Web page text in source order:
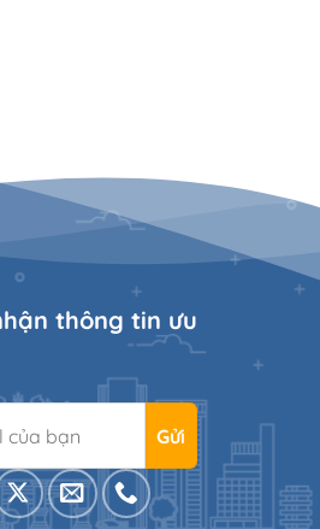
thông tin ưu